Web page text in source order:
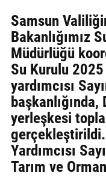
İletişim
Gizlilik
Sözleşmesi
Kullanıcı
Sözleşmesi
Samsun
Bakanlığımız
Müdürlüğü
Su Kurulu 2025
yardımcısı
yerleşkesi
gerçekleştirildi.
Yardımcısı
Tarım ve